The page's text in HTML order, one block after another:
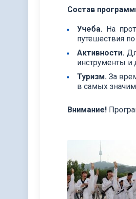
Состав
Учеба. На
путешествия
Активности.
инструменты и
Туризм​.За
в самых
Внимание!